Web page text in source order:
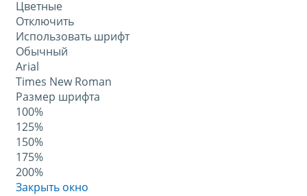
Цветные
Отключить
Использовать шрифт
Обычный
Arial
Times New Roman
Размер шрифта
100%
125%
150%
175%
200%
Закрыть окно